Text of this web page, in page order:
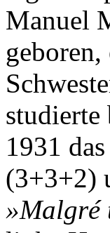
Manuel
studierte
1931
(3+3+2)
»Malgré